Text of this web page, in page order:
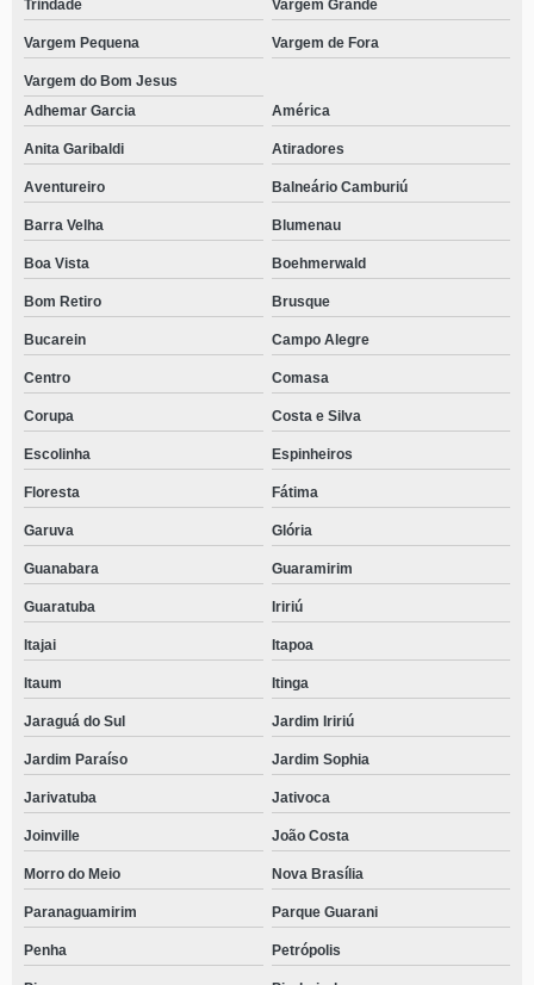
Trindade Vargem Grande
Vargem Pequena Vargem de Fora
Vargem do Bom Jesus
Adhemar Garcia
América
Anita Garibaldi Atiradores
Aventureiro Balneário Camburiú
Barra Velha Blumenau
Boa Vista Boehmerwald
Bom Retiro Brusque
Bucarein Campo Alegre
Centro Comasa
Corupa Costa e Silva
Escolinha Espinheiros
Floresta Fátima
Garuva Glória
Guanabara Guaramirim
Guaratuba Iririú
Itajai Itapoa
Itaum Itinga
Jaraguá do Sul Jardim Iririú
Jardim Paraíso Jardim Sophia
Jarivatuba Jativoca
Joinville João Costa
Morro do Meio Nova Brasília
Paranaguamirim Parque Guarani
Penha Petrópolis